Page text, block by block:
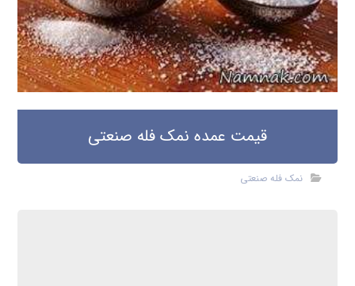
قیمت عمده نمک فله صنعتی
نمک فله صنعتی